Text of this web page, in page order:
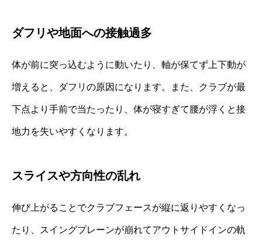
ダフリや地面への接触過多
体が前に突っ込むように動いたり、軸が保てず上下動が
増えると、ダフリの原因になります。また、クラブが最
下点より手前で当たったり、体が寝すぎて腰が浮くと接
地力を失いやすくなります。
スライスや方向性の乱れ
伸び上がることでクラブフェースが縦に返りやすくなっ
たり、スイングプレーンが崩れてアウトサイドインの軌